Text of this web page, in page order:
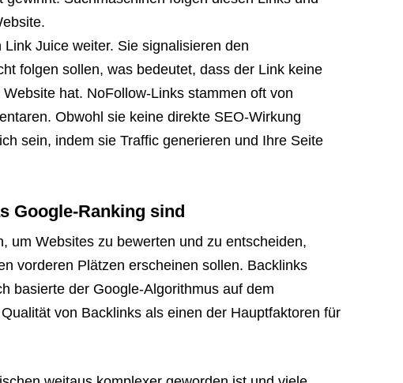
Juice weiter. Sie signalisieren den
folgen sollen, was bedeutet, dass der Link keine
hat. NoFollow-Links stammen oft von
Obwohl sie keine direkte SEO-Wirkung
sein, indem sie Traffic generieren und Ihre Seite
Google-Ranking sind
um Websites zu bewerten und zu entscheiden,
vorderen Plätzen erscheinen sollen. Backlinks
basierte der Google-Algorithmus auf dem
von Backlinks als einen der Hauptfaktoren für